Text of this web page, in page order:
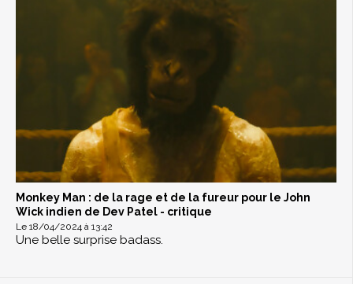
Monkey Man : de la rage et de la fureur pour le John
Wick indien de Dev Patel - critique
Le 18/04/2024 à 13:42
Une belle surprise badass.